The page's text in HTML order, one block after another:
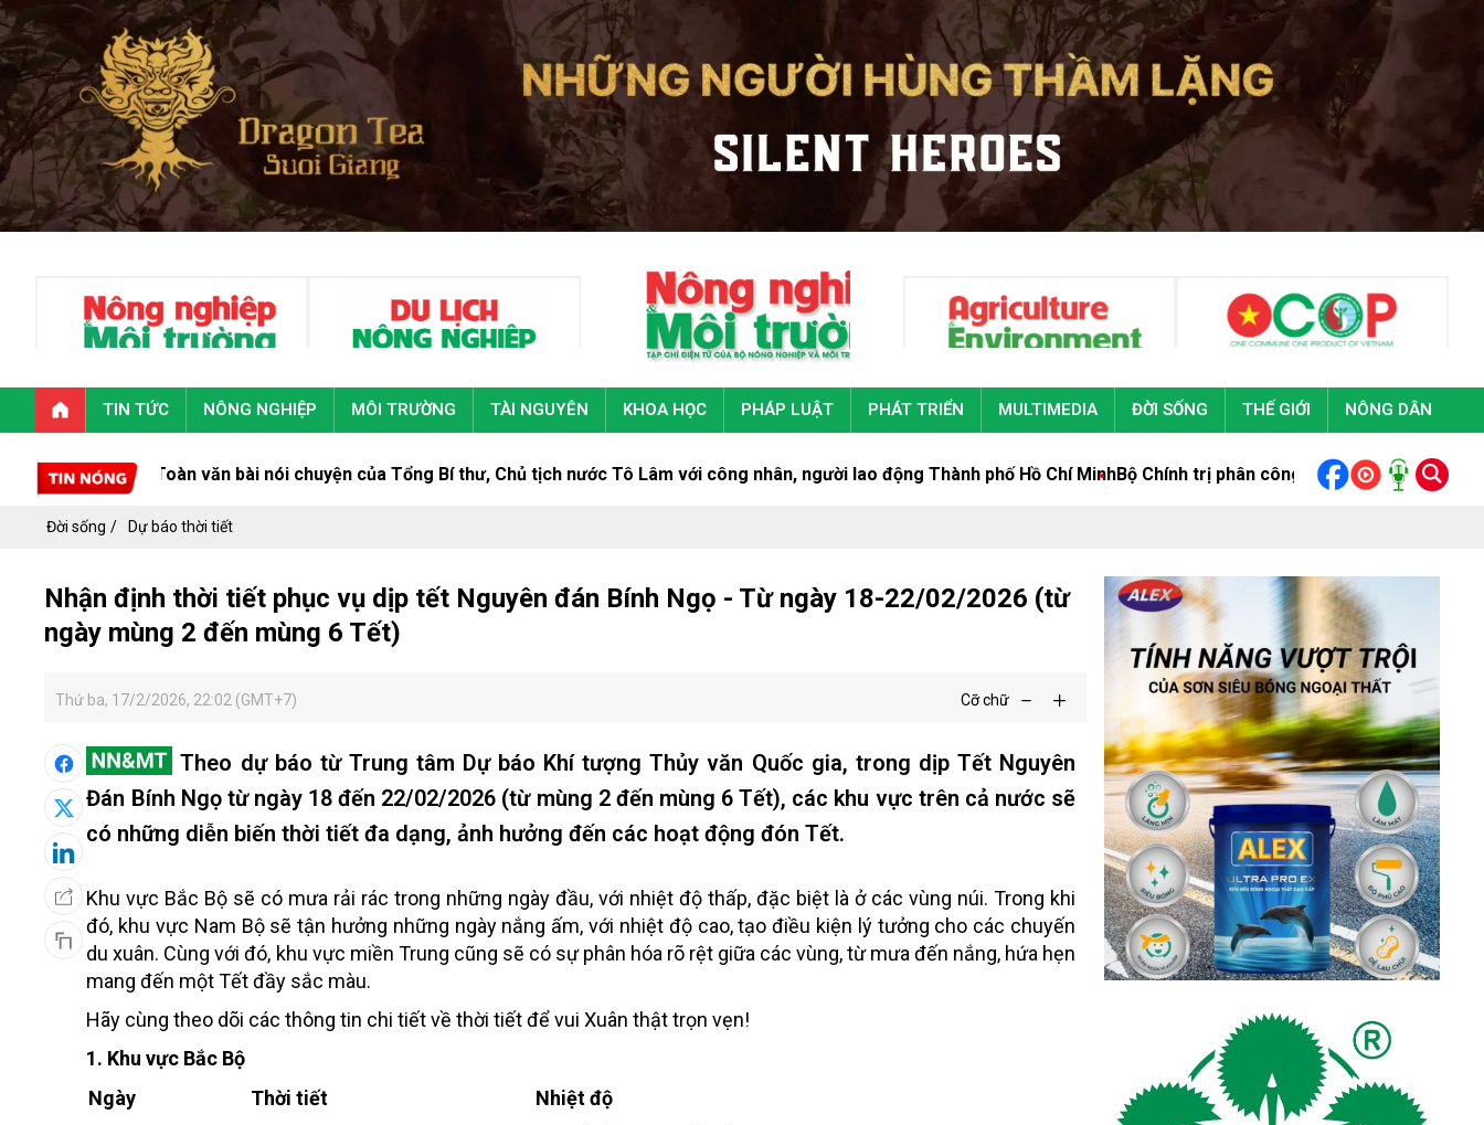
TIN TỨC NÔNG NGHIỆP MÔI TRƯỜNG TÀI NGUYÊN KHOA HỌC PHÁP LUẬT PHÁT TRIỂN MULTIMEDIA ĐỜI SỐNG THẾ GIỚI NÔNG DÂN
Toàn văn bài nói chuyện của Tổng Bí thư, Chủ tịch nước Tô Lâm với công nhân, người lao động Thành phố Hồ Chí MinhBộ Chính trị phân công, chỉ định đồng chí Trần Đức
Đời sống Dự báo thời tiết
Nhận định thời tiết phục vụ dịp tết Nguyên đán Bính Ngọ - Từ ngày 18-22/02/2026 (từ
ngày mùng 2 đến mùng 6 Tết)
Thứ ba, 17/2/2026, 22:02 (GMT+7) Cỡ chữ
Theo dự báo từ Trung tâm Dự báo Khí tượng Thủy văn Quốc gia, trong dịp Tết Nguyên
Đán Bính Ngọ từ ngày 18 đến 22/02/2026 (từ mùng 2 đến mùng 6 Tết), các khu vực trên cả nước sẽ
có những diễn biến thời tiết đa dạng, ảnh hưởng đến các hoạt động đón Tết.
Khu vực Bắc Bộ sẽ có mưa rải rác trong những ngày đầu, với nhiệt độ thấp, đặc biệt là ở các vùng núi. Trong khi
đó, khu vực Nam Bộ sẽ tận hưởng những ngày nắng ấm, với nhiệt độ cao, tạo điều kiện lý tưởng cho các chuyến
du xuân. Cùng với đó, khu vực miền Trung cũng sẽ có sự phân hóa rõ rệt giữa các vùng, từ mưa đến nắng, hứa hẹn
mang đến một Tết đầy sắc màu.
Hãy cùng theo dõi các thông tin chi tiết về thời tiết để vui Xuân thật trọn vẹn!
1. Khu vực Bắc Bộ
Ngày
Thời tiết Nhiệt độ